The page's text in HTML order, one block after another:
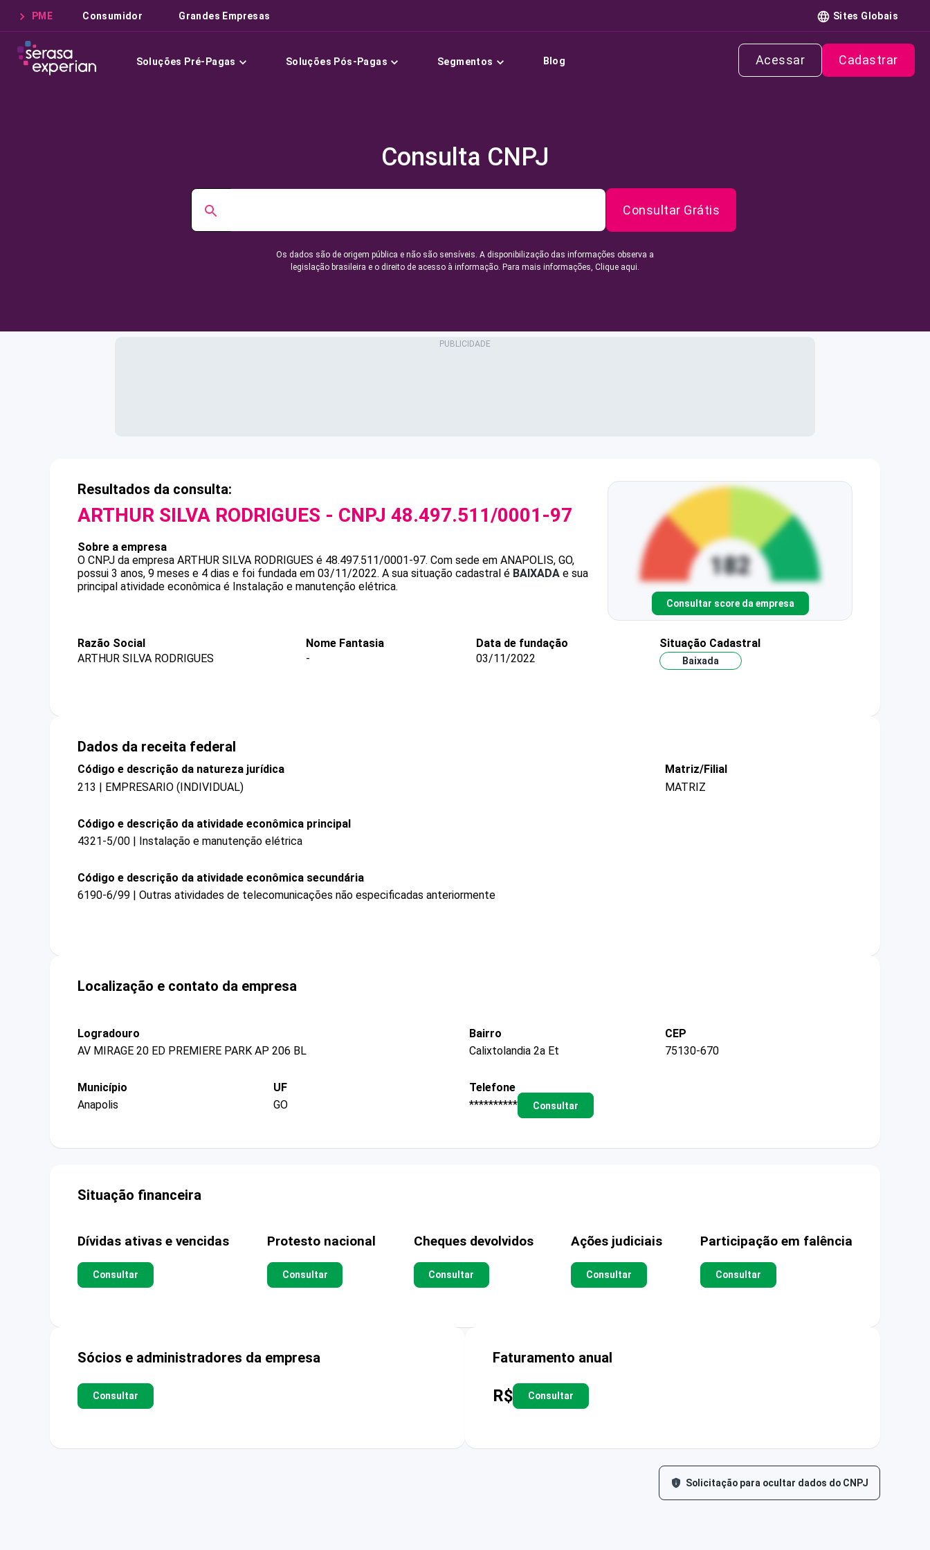
PME Consumidor Grandes Empresas Sites Globais
Soluções Pré-Pagas Soluções Pós-Pagas Segmentos Blog Acessar Cadastrar
Consulta CNPJ
Consultar Grátis
Os dados são de origem pública e não são sensíveis. A disponibilização das informações observa a
legislação brasileira e o direito de acesso à informação. Para mais informações, Clique aqui.
Resultados da consulta:
ARTHUR SILVA RODRIGUES - CNPJ 48.497.511/0001-97
Sobre a empresa
O CNPJ da empresa ARTHUR SILVA RODRIGUES é 48.497.511/0001-97. Com sede em ANAPOLIS, GO,
possui 3 anos, 9 meses e 4 dias e foi fundada em 03/11/2022. A sua situação cadastral é BAIXADA e sua
principal atividade econômica é Instalação e manutenção elétrica.
Consultar score da empresa
Razão Social
ARTHUR SILVA RODRIGUES
Nome Fantasia
-
Data de fundação
03/11/2022
Situação Cadastral
Baixada
Dados da receita federal
Código e descrição da natureza jurídica
213 | EMPRESARIO (INDIVIDUAL)
Matriz/Filial
MATRIZ
Código e descrição da atividade econômica principal
4321-5/00 | Instalação e manutenção elétrica
Código e descrição da atividade econômica secundária
6190-6/99 | Outras atividades de telecomunicações não especificadas anteriormente
Localização e contato da empresa
Logradouro
AV MIRAGE 20 ED PREMIERE PARK AP 206 BL
Bairro
Calixtolandia 2a Et
CEP
75130-670
Município
Anapolis
UF
GO
Telefone
**********
Consultar
Situação financeira
Dívidas ativas e vencidas
Consultar
Protesto nacional
Consultar
Cheques devolvidos
Consultar
Ações judiciais
Consultar
Participação em falência
Consultar
Sócios e administradores da empresa
Consultar
Faturamento anual
R$ Consultar
Solicitação para ocultar dados do CNPJ